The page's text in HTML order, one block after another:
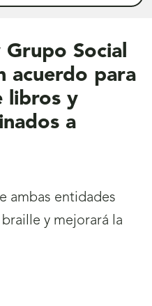
Social
acuerdo para
libros y
a
ambas entidades
y mejorará la